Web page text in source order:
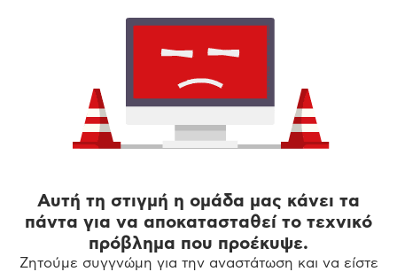
Αυτή τη στιγμή η ομάδα μας κάνει τα
πάντα για να αποκατασταθεί το τεχνικό
πρόβλημα που προέκυψε.
Ζητούμε συγγνώμη για την αναστάτωση και να είστε